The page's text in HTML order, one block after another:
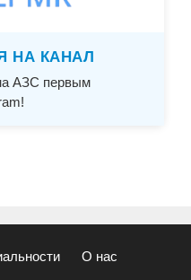
НА КАНАЛ
АЗС первым
О нас